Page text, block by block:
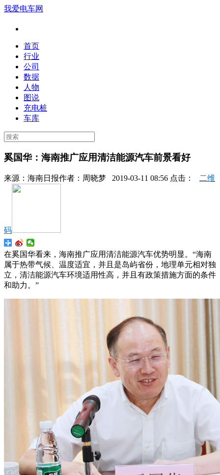
我爱电车网
首页
行业
公司
数据
人物
图说
充电桩
车库
奚国华：海南推广应用清洁能源汽车前景看好
来源： 海南日报作者： 周晓梦 2019-03-11 08:56 点击： 二维
码
在奚国华看来，海南推广应用清洁能源汽车优势明显。“海南
属于热带气候、温度适宜，并且是岛屿省份，地理单元相对独
立，清洁能源汽车环境适用性高，并且有政策措施方面的条件
和助力。”